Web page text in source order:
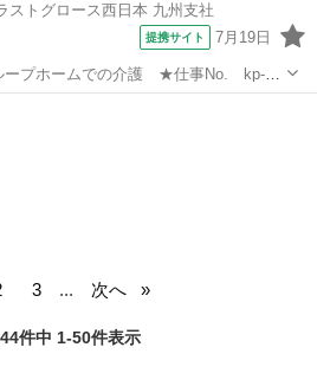
ストグロース西日本 九州支社
提携サイト 7月19日
プホームでの介護 ★仕事No. kp-
3 ... 次へ
件中 1-50件表示